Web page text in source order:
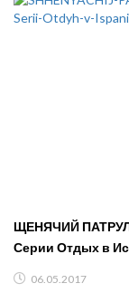
ЩЕНЯЧИЙ
Серии Отдых в
06.05.2017